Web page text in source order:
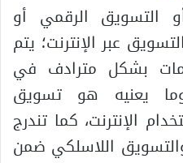
التسويق الرقمي أو
عبر الإنترنت؛ يتم
بشكل مترادف في
وما يعنيه هو تسويق
الإنترنت، كما تندرج
والتسويق اللاسلكي ضمن